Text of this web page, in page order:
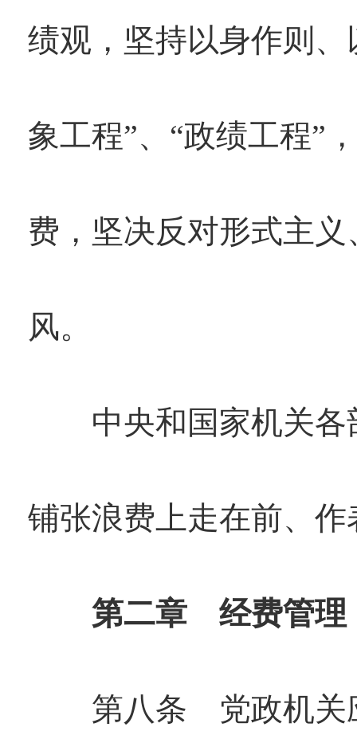
绩观，坚持以身作则
象工程”、“政绩工程”
费，坚决反对形式主
风。
中央和国家机关各
铺张浪费上走在前、作
第二章 经费管理
第八条 党政机关应